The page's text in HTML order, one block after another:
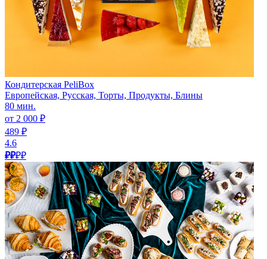
Кондитерская PeliBox
Европейская, Русская, Торты, Продукты, Блины
80 мин.
от 2 000 ₽
489 ₽
4.6
₽₽₽₽